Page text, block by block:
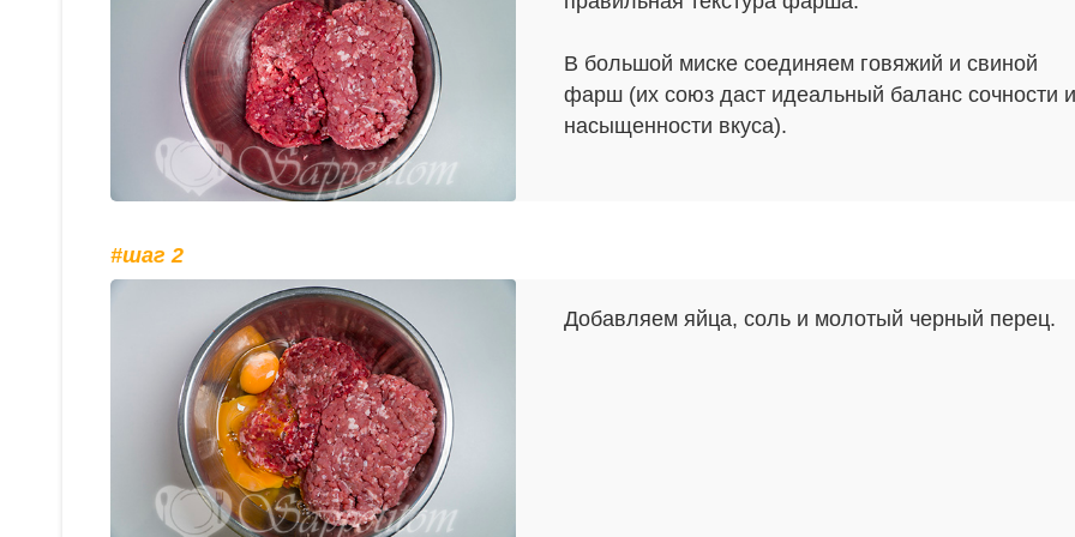
В большой миске соединяем говяжий и свиной
фарш (их союз даст идеальный баланс сочности и
насыщенности вкуса).
#шаг 2
Добавляем яйца, соль и молотый черный перец.